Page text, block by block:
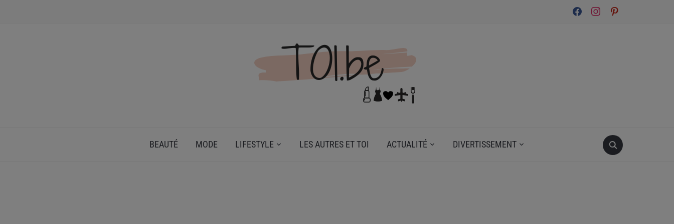
facebookinstagrampinterest
BEAUTÉ MODE LIFESTYLE LES AUTRES ET TOI ACTUALITÉ DIVERTISSEMENT